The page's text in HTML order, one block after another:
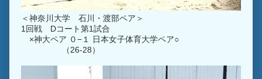
＜神奈川大学 石川・渡部ペア＞
1回戦 Dコート第1試合
×神大ペア ０−１ 日本女子体育大学ペア○
（26-28）